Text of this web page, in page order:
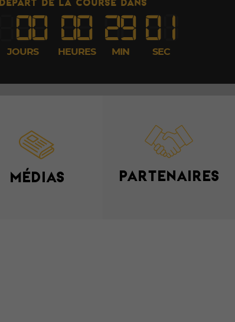
DÉPART DE LA COURSE DANS
00 00 29 00
JOURS HEURES MIN SEC
MÉDIAS PARTENAIRES